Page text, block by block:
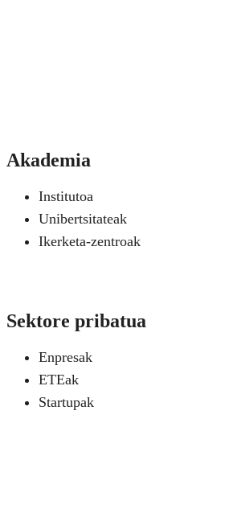
Akademia
Institutoa
Unibertsitateak
Ikerketa-zentroak
Sektore pribatua
Enpresak
ETEak
Startupak